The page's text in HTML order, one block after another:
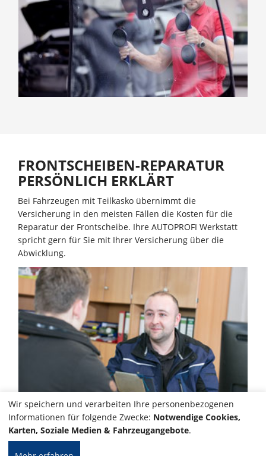
FRONTSCHEIBEN-REPARATUR
PERSÖNLICH ERKLÄRT
Bei Fahrzeugen mit Teilkasko übernimmt die
Versicherung in den meisten Fällen die Kosten für die
Reparatur der Frontscheibe. Ihre AUTOPROFI Werkstatt
spricht gern für Sie mit Ihrer Versicherung über die
Abwicklung.
Wir speichern und verarbeiten Ihre personenbezogenen
Informationen für folgende Zwecke: Notwendige Cookies,
Karten, Soziale Medien & Fahrzeugangebote.